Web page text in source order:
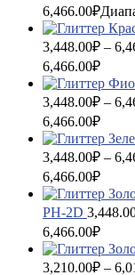
6,466.00₽
3,448.00₽ –
6,466.00₽
3,448.00₽ –
6,466.00₽
3,448.00₽ –
6,466.00₽
PH-2D
6,466.00₽
3,210.00₽ –